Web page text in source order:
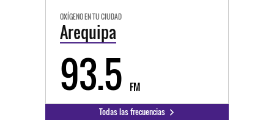
OXÍGENO EN TU CIUDAD
Arequipa
93.5 FM
Todas las frecuencias